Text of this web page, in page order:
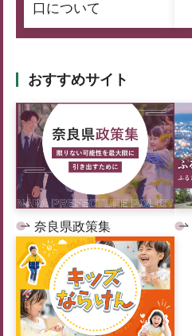
口について
おすすめサイト
奈良県政策集